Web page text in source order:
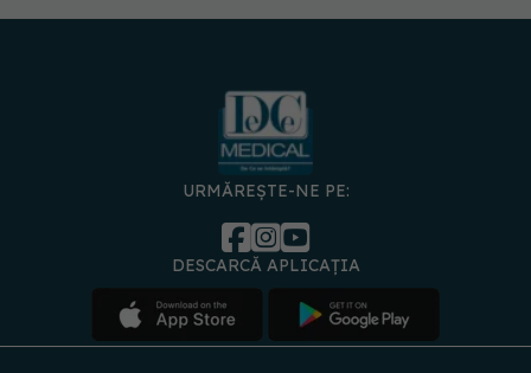
URMĂREȘTE-NE PE:
DESCARCĂ APLICAȚIA